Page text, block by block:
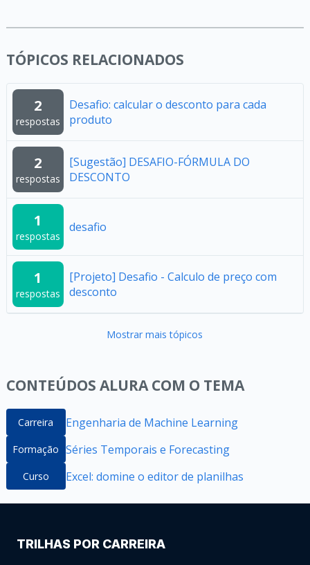
TÓPICOS RELACIONADOS
2
respostas
Desafio: calcular o desconto para cada
produto
2
respostas
[Sugestão] DESAFIO-FÓRMULA DO
DESCONTO
1
respostas
desafio
1
respostas
[Projeto] Desafio - Calculo de preço com
desconto
Mostrar mais tópicos
CONTEÚDOS ALURA COM O TEMA
Carreira Engenharia de Machine Learning
Formação Séries Temporais e Forecasting
Curso Excel: domine o editor de planilhas
TRILHAS POR CARREIRA